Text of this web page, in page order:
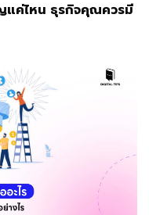
แค่ไหน ธุรกิจคุณควรมี